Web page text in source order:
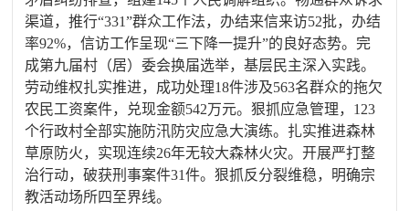
渠道，推行“331”群众工作法， 办结来信来访52批，办结
率92%，信访工作呈现“三下降一提升”的良好态势。完
成第九届村（居）委会换届选举，基层民主深入实践。
劳动维权扎实推进，成功处理18件涉及563名群众的拖欠
农民工资案件，兑现金额542万元。狠抓应急管理， 123
个行政村全部实施防汛防灾应急大演练。 扎实推进森林
草原防火，实现连续26年无较大森林火灾。开展严打整
治行动，破获刑事案件31件。狠抓反分裂维稳， 明确宗
教活动场所四至界线。